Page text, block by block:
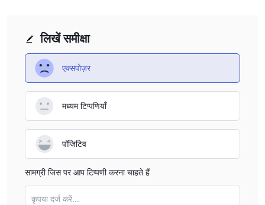
लिखें समीक्षा
एक्सपोज़र
मध्यम टिप्पणियाँ
पॉजिटिव
सामग्री जिस पर आप टिप्पणी करना चाहते हैं
कृपया दर्ज करें...